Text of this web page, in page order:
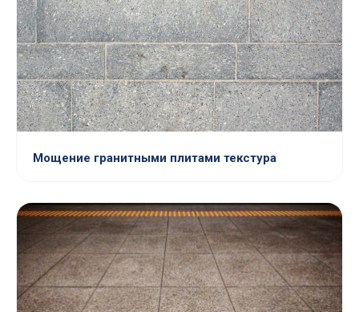
Мощение гранитными плитами текстура